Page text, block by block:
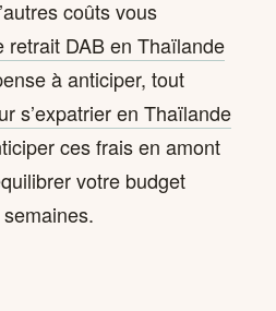
coûts vous
retrait DAB en Thaïlande
à anticiper, tout
s’expatrier en Thaïlande
ces frais en amont
votre budget